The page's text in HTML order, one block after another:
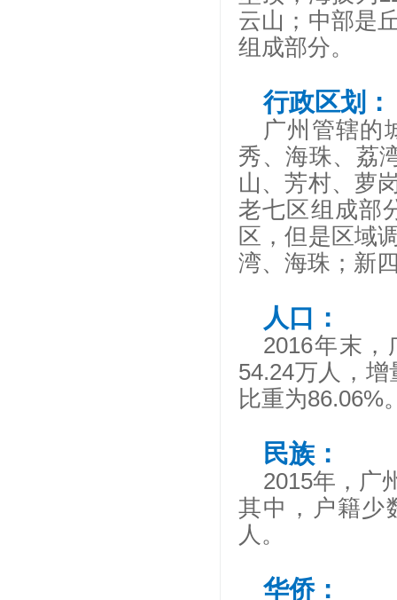
云山；中部是
组成部分。
行政区划：
广州管辖的
秀、海珠、荔
山、芳村、萝
老七区组成部
区，但是区域
湾、海珠；新
人口：
2016年末，
54.24万人，
比重为86.06%
民族：
2015年，广
其中，户籍少
人。
华侨：